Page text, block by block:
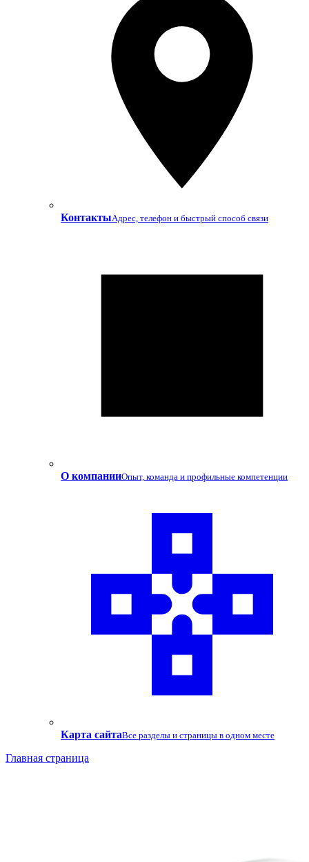
КонтактыАдрес, телефон и быстрый способ связи
О компанииОпыт, команда и профильные компетенции
Карта сайтаВсе разделы и страницы в одном месте
Главная страница